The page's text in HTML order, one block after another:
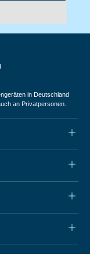
in Deutschland
an Privatpersonen.